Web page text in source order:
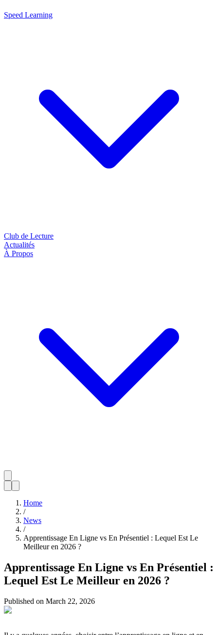
Speed Learning
Club de Lecture
Actualités
À Propos
Home
/
News
/
Apprentissage En Ligne vs En Présentiel : Lequel Est Le
Meilleur en 2026 ?
Apprentissage En Ligne vs En Présentiel :
Lequel Est Le Meilleur en 2026 ?
Published on March 22, 2026